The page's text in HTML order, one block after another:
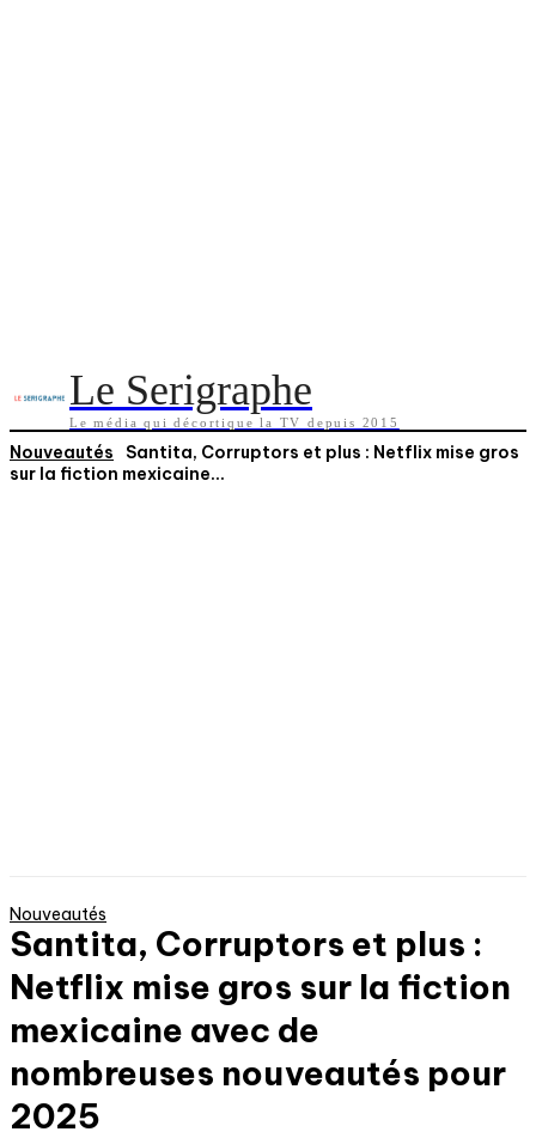
Le Serigraphe
Le média qui décortique la TV depuis 2015
Nouveautés
Santita, Corruptors et plus : Netflix mise gros
sur la fiction mexicaine...
Nouveautés
Santita, Corruptors et plus :
Netflix mise gros sur la fiction
mexicaine avec de
nombreuses nouveautés pour
2025